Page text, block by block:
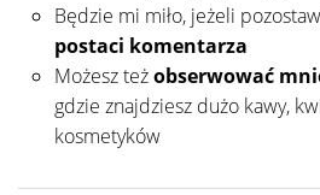
Będzie mi miło, jeżeli
postaci komentarza
Możesz teżobserwować
gdzie znajdziesz dużo kawy,
kosmetyków